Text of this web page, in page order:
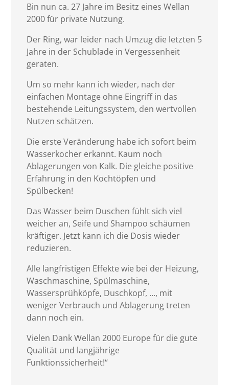
Bin nun ca. 27 Jahre im Besitz eines Wellan
2000 für private Nutzung.
Der Ring, war leider nach Umzug die letzten 5
Jahre in der Schublade in Vergessenheit
geraten.
Um so mehr kann ich wieder, nach der
einfachen Montage ohne Eingriff in das
bestehende Leitungssystem, den wertvollen
Nutzen schätzen.
Die erste Veränderung habe ich sofort beim
Wasserkocher erkannt. Kaum noch
Ablagerungen von Kalk. Die gleiche positive
Erfahrung in den Kochtöpfen und
Spülbecken!
Das Wasser beim Duschen fühlt sich viel
weicher an, Seife und Shampoo schäumen
kräftiger. Jetzt kann ich die Dosis wieder
reduzieren.
Alle langfristigen Effekte wie bei der Heizung,
Waschmaschine, Spülmaschine,
Wassersprühköpfe, Duschkopf, …, mit
weniger Verbrauch und Ablagerung treten
dann noch ein.
Vielen Dank Wellan 2000 Europe für die gute
Qualität und langjährige
Funktionssicherheit!“